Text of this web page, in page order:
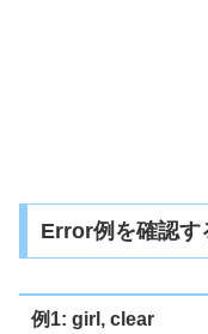
Error例を確認す
例1: girl, clear